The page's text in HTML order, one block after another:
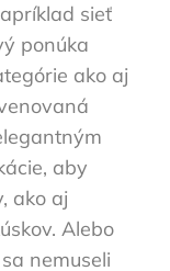
sieť
ponúka
ako aj
aby
ako aj
Alebo
nemuseli